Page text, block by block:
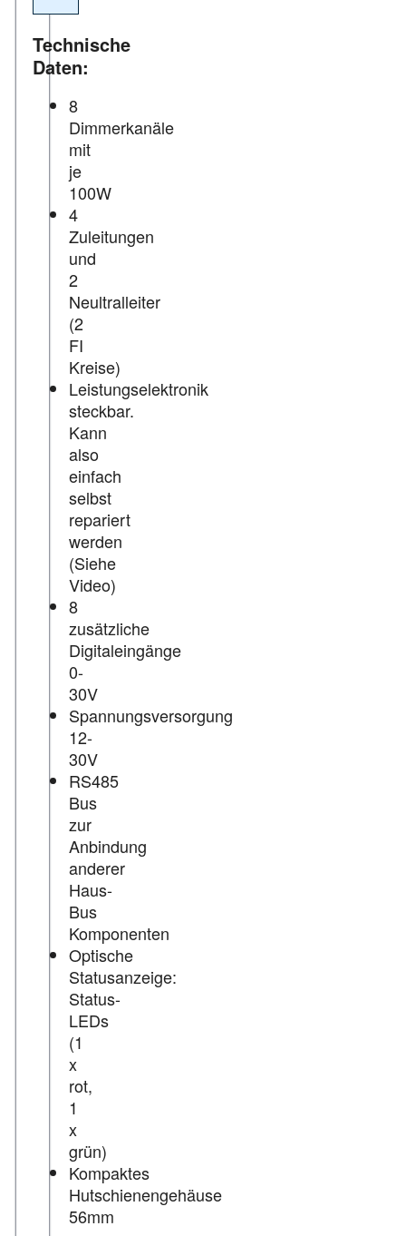
Technische
Daten:
8
Dimmerkanäle
mit
je
100W
4
Zuleitungen
und
2
Neultralleiter
(2
FI
Kreise)
Leistungselektronik
steckbar.
Kann
also
einfach
selbst
repariert
werden
(Siehe
Video)
8
zusätzliche
Digitaleingänge
0-
30V
Spannungsversorgung
12-
30V
RS485
Bus
zur
Anbindung
anderer
Haus-
Bus
Komponenten
Optische
Statusanzeige:
Status-
LEDs
(1
x
rot,
1
x
grün)
Kompaktes
Hutschienengehäuse
56mm